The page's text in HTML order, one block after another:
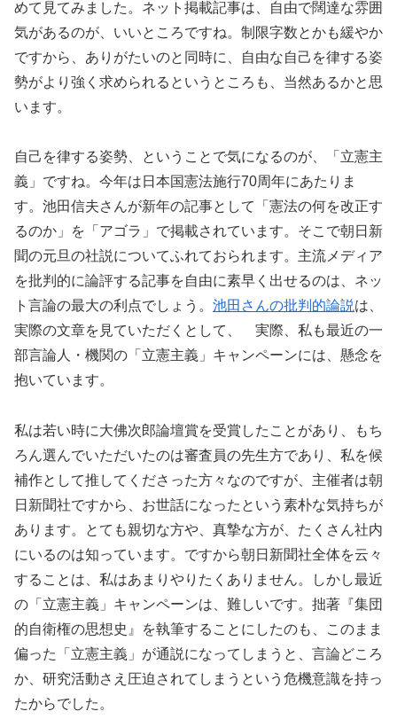
めて見てみました。ネット掲載記事は、自由で闊達な雰囲
気があるのが、いいところですね。制限字数とかも緩やか
ですから、ありがたいのと同時に、自由な自己を律する姿
勢がより強く求められるというところも、当然あるかと思
います。
自己を律する姿勢、ということで気になるのが、「立憲主
義」ですね。今年は日本国憲法施行70周年にあたりま
す。池田信夫さんが新年の記事として「憲法の何を改正す
るのか」を「アゴラ」で掲載されています。そこで朝日新
聞の元旦の社説についてふれておられます。主流メディア
を批判的に論評する記事を自由に素早く出せるのは、ネッ
ト言論の最大の利点でしょう。 池田さんの批判的論説は、
実際の文章を見ていただくとして、 実際、私も最近の一
部言論人・機関の「立憲主義」キャンペーンには、懸念を
抱いています。
私は若い時に大佛次郎論壇賞を受賞したことがあり、もち
ろん選んでいただいたのは審査員の先生方であり、私を候
補作として推してくださった方々なのですが、主催者は朝
日新聞社ですから、お世話になったという素朴な気持ちが
あります。とても親切な方や、真摯な方が、たくさん社内
にいるのは知っています。ですから朝日新聞社全体を云々
することは、私はあまりやりたくありません。しかし最近
の「立憲主義」キャンペーンは、難しいです。拙著『集団
的自衛権の思想史』を執筆することにしたのも、このまま
偏った「立憲主義」が通説になってしまうと、言論どころ
か、研究活動さえ圧迫されてしまうという危機意識を持っ
たからでした。